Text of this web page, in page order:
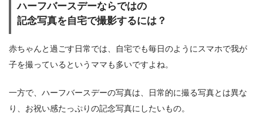
ハーフバースデーならではの
記念写真を自宅で撮影するには？
赤ちゃんと過ごす日常では、自宅でも毎日のようにスマホで我が
子を撮っているというママも多いですよね。
一方で、ハーフバースデーの写真は、日常的に撮る写真とは異な
り、お祝い感たっぷりの記念写真にしたいもの。